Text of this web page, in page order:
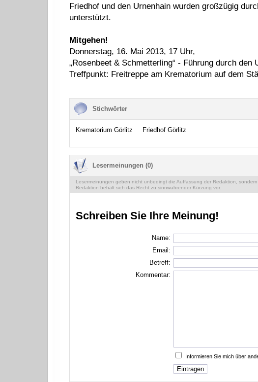
Friedhof und den Urnenhain wurden großzügig
unterstützt.
Mitgehen!
Donnerstag, 16. Mai 2013, 17 Uhr,
„Rosenbeet & Schmetterling“ - Führung durch den
Treffpunkt: Freitreppe am Krematorium auf dem
Stichwörter
Krematorium Görlitz Friedhof Görlitz
Lesermeinungen (0)
Lesermeinungen geben nicht unbedingt die Auffassung der Redaktion,
Redaktion behält sich das Recht zu sinnwahrender Kürzung vor.
Schreiben Sie Ihre Meinung!
Name:
Email:
Betreff:
Kommentar:
Informieren Sie mich über